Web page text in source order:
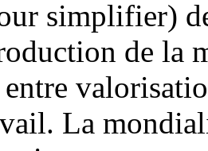
simplifier)
de la
La